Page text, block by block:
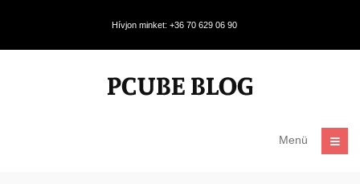
Hívjon minket: +36 70 629 06 90
Menü